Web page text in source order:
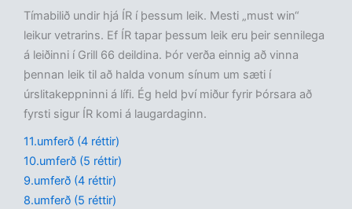
Tímabilið undir hjá ÍR í þessum leik. Mesti „must win“
leikur vetrarins. Ef ÍR tapar þessum leik eru þeir sennilega
á leiðinni í Grill 66 deildina. Þór verða einnig að vinna
þennan leik til að halda vonum sínum um sæti í
úrslitakeppninni á lífi. Ég held því miður fyrir Þórsara að
fyrsti sigur ÍR komi á laugardaginn.
11.umferð (4 réttir)
10.umferð (5 réttir)
9.umferð (4 réttir)
8.umferð (5 réttir)